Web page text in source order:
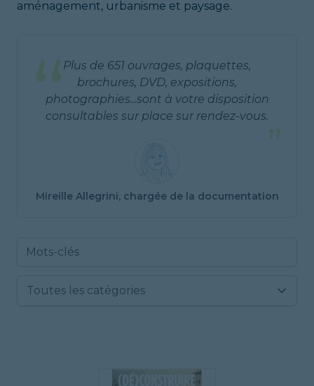
aménagement, urbanisme et paysage.
“Plus de 651 ouvrages, plaquettes,
brochures, DVD, expositions,
photographies...sont à votre disposition
consultables sur place sur rendez-vous.
Mireille Allegrini, chargée de la documentation
Type